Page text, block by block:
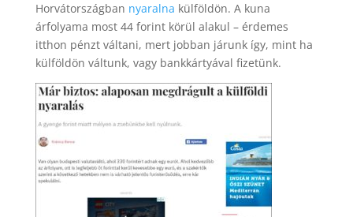
Horvátországban nyaralna külföldön. A kuna
árfolyama most 44 forint körül alakul – érdemes
itthon pénzt váltani, mert jobban járunk így, mint ha
külföldön váltunk, vagy bankkártyával fizetünk.